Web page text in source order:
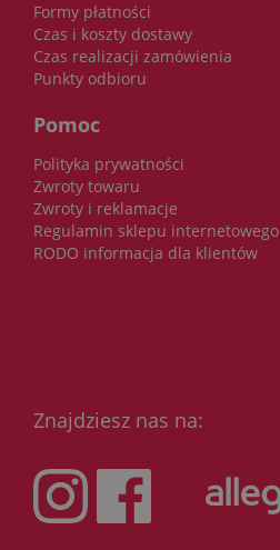
Formy płatności
Czas i koszty dostawy
Czas realizacji zamówienia
Punkty odbioru
Pomoc
Polityka prywatności
Zwroty towaru
Zwroty i reklamacje
Regulamin sklepu internetowego
RODO informacja dla klientów
Znajdziesz nas na: